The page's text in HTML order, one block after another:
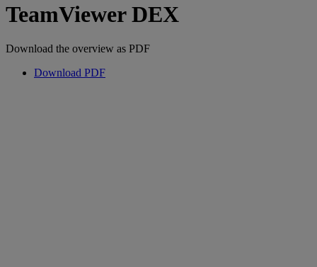
TeamViewer DEX
Download the overview as PDF
Download PDF